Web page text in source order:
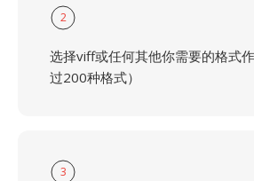
2
选择viff或任何其他你需要的格式
过200种格式）
3